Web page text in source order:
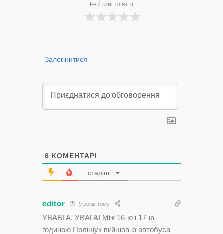
Рейтинг статті
Залогінитися
6 КОМЕНТАРІ
старіші
editor 9 років тому
УВАВГА, УВАГА! Між 16-ю і 17-ю
годиною Поліщук вийшов із автобуса